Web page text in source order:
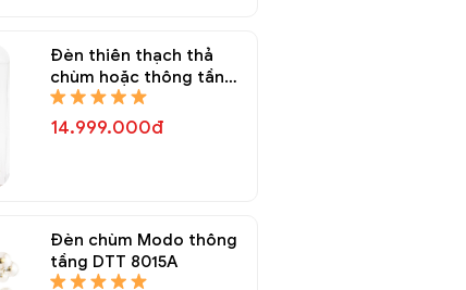
Đèn thiên thạch thả
chùm hoặc thông tầng
DTT 8020A
14.999.000đ
Đèn chùm Modo thông
tầng DTT 8015A